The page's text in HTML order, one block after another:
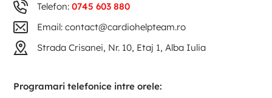
Telefon:0745 603 880
Email: contact@cardiohelpteam.ro
Strada Crisanei, Nr. 10, Etaj 1, Alba Iulia
Programari telefonice intre orele: